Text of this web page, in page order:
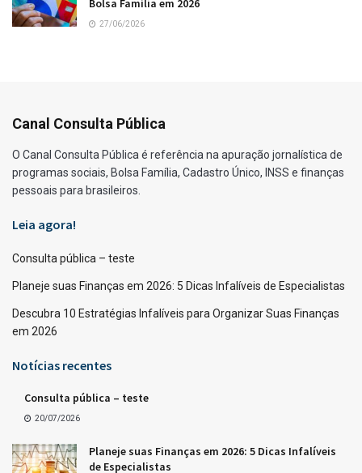
Bolsa Família em 2026
27/06/2026
Canal Consulta Pública
O Canal Consulta Pública é referência na apuração jornalística de
programas sociais, Bolsa Família, Cadastro Único, INSS e finanças
pessoais para brasileiros.
Leia agora!
Consulta pública – teste
Planeje suas Finanças em 2026: 5 Dicas Infalíveis de Especialistas
Descubra 10 Estratégias Infalíveis para Organizar Suas Finanças
em 2026
Notícias recentes
Consulta pública – teste
20/07/2026
Planeje suas Finanças em 2026: 5 Dicas Infalíveis
de Especialistas